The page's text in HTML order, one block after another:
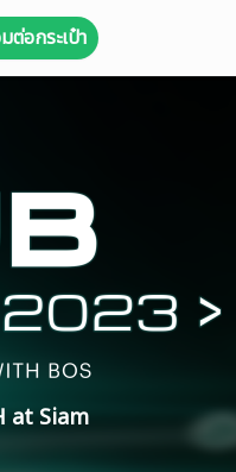
menu
ต่อกระเป๋า
at Siam